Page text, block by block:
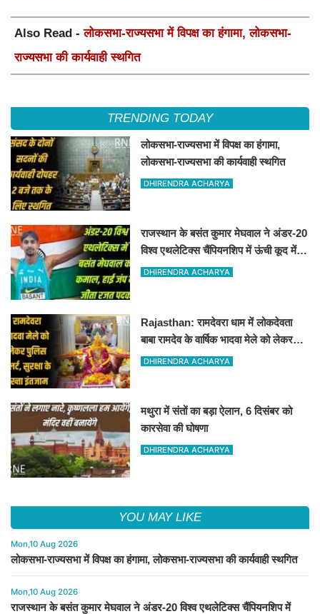
Also Read -लोकसभा-राज्यसभा में विपक्ष का हंगामा, लोकसभा-
राज्यसभा की कार्यवाही स्थगित
TRENDING TODAY
लोकसभा-राज्यसभा में विपक्ष का हंगामा,
लोकसभा-राज्यसभा की कार्यवाही स्थगित
DHIRENDRA ACHARYA
राजस्थान के बसंत कुमार मेघवाल ने अंडर-20
विश्व एथलेटिक्स चैंपियनशिप में ऊंची कूद में
जीता रजत पदक
DHIRENDRA ACHARYA
Rajasthan: रामदेवरा धाम में लोकदेवता
बाबा रामदेव के वार्षिक भादवा मेले को लेकर
तैयारियां पूरी
DHIRENDRA ACHARYA
मथुरा में संतों का बड़ा ऐलान, 6 दिसंबर को
कारसेवा की घोषणा
DHIRENDRA ACHARYA
YOU MAY LIKE
Mon,10 Aug 2026
लोकसभा-राज्यसभा में विपक्ष का हंगामा, लोकसभा-राज्यसभा की कार्यवाही स्थगित
Mon,10 Aug 2026
राजस्थान के बसंत कुमार मेघवाल ने अंडर-20 विश्व एथलेटिक्स चैंपियनशिप में